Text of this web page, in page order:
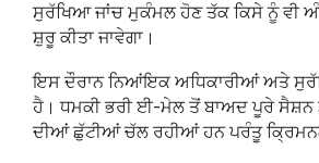
ਸੁਰੱਖਿਆ ਜਾਂਚ ਮੁਕੰਮਲ ਹੋਣ ਤੱਕ ਕਿਸੇ ਨੂੰ ਵੀ
ਸ਼ੁਰੂ ਕੀਤਾ ਜਾਵੇਗਾ।
ਇਸ ਦੌਰਾਨ ਨਿਆਂਇਕ ਅਧਿਕਾਰੀਆਂ ਅਤੇ
ਹੈ। ਧਮਕੀ ਭਰੀ ਈ-ਮੇਲ ਤੋਂ ਬਾਅਦ ਪੂਰੇ ਸੈਸ਼ਨ
ਦੀਆਂ ਛੁੱਟੀਆਂ ਚੱਲ ਰਹੀਆਂ ਹਨ ਪਰੰਤੂ